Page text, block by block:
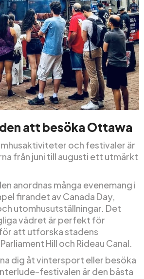
att besöka Ottawa
och festivaler är
från juni till augusti ett utmärkt
anordnas många evenemang i
firandet av Canada Day,
utomhusutställningar. Det
vädret är perfekt för
att utforska stadens
Hill och Rideau Canal.
dig åt vintersport eller besöka
festivalen är den bästa